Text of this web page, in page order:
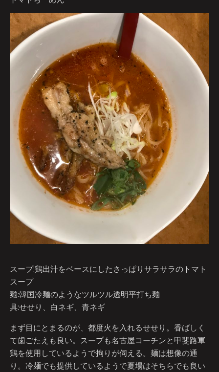
スープ:鶏出汁をベースにしたさっぱりサラサラのトマト
スープ
麺:韓国冷麺のようなツルツル透明平打ち麺
具:せせり、白ネギ、青ネギ
まず目にとまるのが、都度火を入れるせせり。香ばしく
て歯ごたえも良い。スープも名古屋コーチンと甲斐路軍
鶏を使用しているようで拘りが伺える。麺は想像の通
り。冷麺でも提供しているようで夏場はそちらでも良い